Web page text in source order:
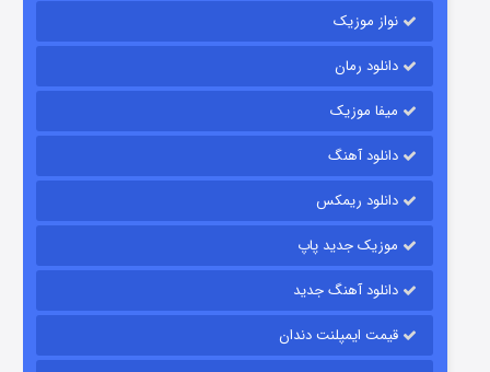
قسمت
نواز موزیک
دانلود رمان
میفا موزیک
دانلود آهنگ
دانلود ریمکس
موزیک جدید پاپ
دانلود آهنگ جدید
قیمت ایمپلنت دندان